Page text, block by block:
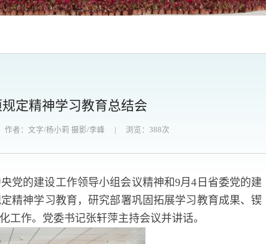
定精神学习教育总结会
作者：文字/杨小莉 摄影/李峰 |浏览：388次
党的建设工作领导小组会议精神和9月4日省委党的建
精神学习教育，研究部署巩固拓展学习教育成果、锲
工作。党委书记张轩萍主持会议并讲话。